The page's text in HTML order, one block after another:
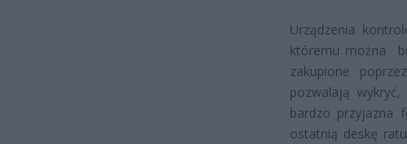
Urządzenia
któremu można
zakupione
pozwalają
bardzo przyjazna
ostatnią deskę